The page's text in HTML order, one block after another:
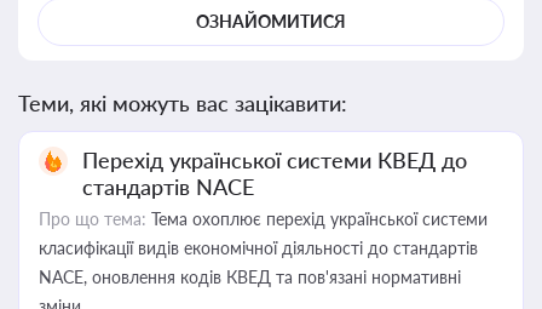
ОЗНАЙОМИТИСЯ
Теми, які можуть вас зацікавити:
Перехід української системи КВЕД до
стандартів NACE
Про що тема: Тема охоплює перехід української системи
класифікації видів економічної діяльності до стандартів
NACE, оновлення кодів КВЕД та пов'язані нормативні